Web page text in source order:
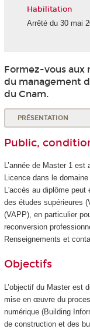
Habilitation
Arrêté du 30 mai
Formez-vous aux
du management
du Cnam.
PRÉSENTATION
Public,
L’année de Master 1
Licence dans le
L'accès au diplôme
des études supérieures
(VAPP), en particulier
reconversion
Renseignements et
Objectifs
L’objectif du Master est
mise en œuvre du
numérique (Building
de construction et des